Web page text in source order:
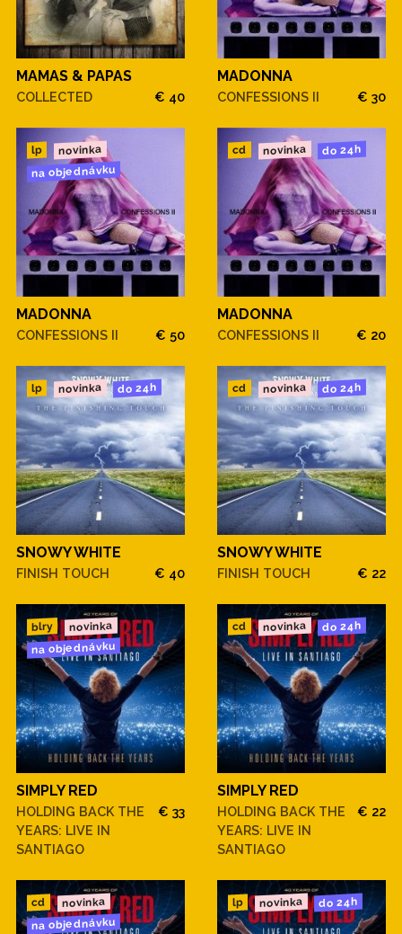
MAMAS & PAPAS
COLLECTED € 40
MADONNA
CONFESSIONS II € 30
lp novinka
na objednávku
MADONNA
CONFESSIONS II € 50
cd novinka do 24h
MADONNA
CONFESSIONS II € 20
lp novinka do 24h
SNOWY WHITE
FINISH TOUCH € 40
cd novinka do 24h
SNOWY WHITE
FINISH TOUCH € 22
blry novinka
na objednávku
SIMPLY RED
HOLDING BACK THE
YEARS: LIVE IN
SANTIAGO
€ 33
cd novinka do 24h
SIMPLY RED
HOLDING BACK THE
YEARS: LIVE IN
SANTIAGO
€ 22
cd novinka
na objednávku
lp novinka do 24h